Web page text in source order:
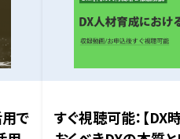
で
すぐ視聴可能：【DX